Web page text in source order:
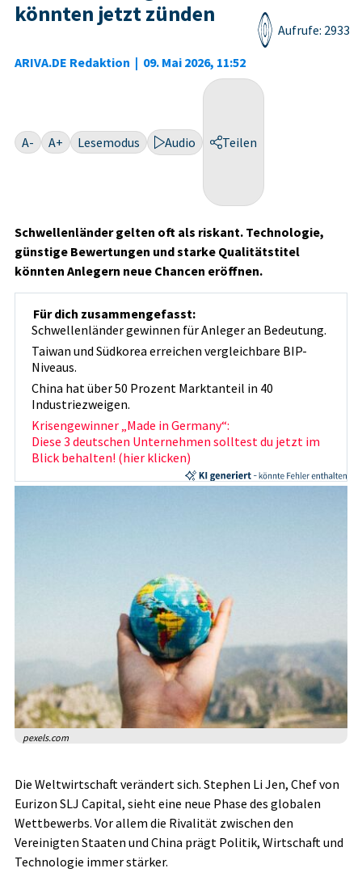
könnten jetzt zünden
ARIVA.DE Redaktion | 09. Mai 2026, 11:52
Aufrufe: 2933
A- A+ Lesemodus Audio Teilen
Schwellenländer gelten oft als riskant. Technologie,
günstige Bewertungen und starke Qualitätstitel
könnten Anlegern neue Chancen eröffnen.
Für dich zusammengefasst:
Schwellenländer gewinnen für Anleger an Bedeutung.
Taiwan und Südkorea erreichen vergleichbare BIP-
Niveaus.
China hat über 50 Prozent Marktanteil in 40
Industriezweigen.
Krisengewinner „Made in Germany“:
Diese 3 deutschen Unternehmen solltest du jetzt im
Blick behalten! (hier klicken)
pexels.com
Die Weltwirtschaft verändert sich. Stephen Li Jen, Chef von
Eurizon SLJ Capital, sieht eine neue Phase des globalen
Wettbewerbs. Vor allem die Rivalität zwischen den
Vereinigten Staaten und China prägt Politik, Wirtschaft und
Technologie immer stärker.